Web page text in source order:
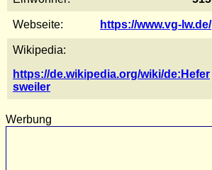
Webseite: https://www.vg-lw.de/
Wikipedia:
https://de.wikipedia.org/wiki/de:Hefer
sweiler
Werbung